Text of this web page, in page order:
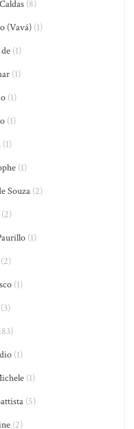
(8)
(Vavá) (1)
(1)
(1)
(1)
(1)
(1)
(1)
Souza (2)
(1)
(2)
(1)
(3)
(1)
(1)
(5)
(2)